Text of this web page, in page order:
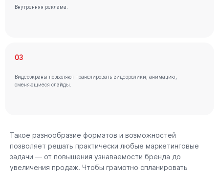
Внутренняя реклама.
03
Видеоэкраны позволяют транслировать видеоролики, анимацию,
сменяющиеся слайды.
Такое разнообразие форматов и возможностей
позволяет решать практически любые маркетинговые
задачи — от повышения узнаваемости бренда до
увеличения продаж. Чтобы грамотно спланировать